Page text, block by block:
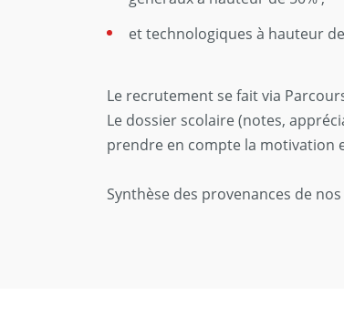
et technologiques à hauteur de
Le recrutement se fait via
Le dossier scolaire (notes,
prendre en compte la motivation
Synthèse des provenances de